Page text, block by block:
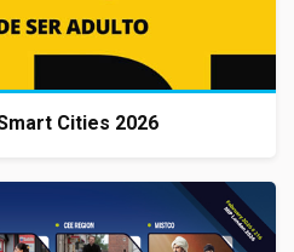
Cities 2026